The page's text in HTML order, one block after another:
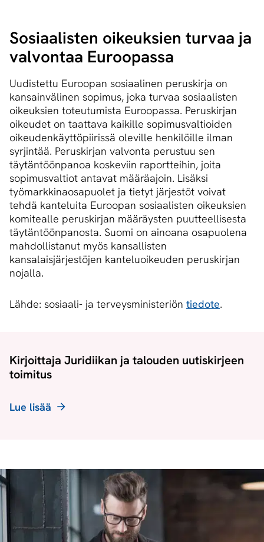
Sosiaalisten oikeuksien turvaa ja
valvontaa Euroopassa
Uudistettu Euroopan sosiaalinen peruskirja on
kansainvälinen sopimus, joka turvaa sosiaalisten
oikeuksien toteutumista Euroopassa. Peruskirjan
oikeudet on taattava kaikille sopimusvaltioiden
oikeudenkäyttöpiirissä oleville henkilöille ilman
syrjintää. Peruskirjan valvonta perustuu sen
täytäntöönpanoa koskeviin raportteihin, joita
sopimusvaltiot antavat määräajoin. Lisäksi
työmarkkinaosapuolet ja tietyt järjestöt voivat
tehdä kanteluita Euroopan sosiaalisten oikeuksien
komitealle peruskirjan määräysten puutteellisesta
täytäntöönpanosta. Suomi on ainoana osapuolena
mahdollistanut myös kansallisten
kansalaisjärjestöjen kanteluoikeuden peruskirjan
nojalla.
Lähde: sosiaali- ja terveysministeriön tiedote.
Kirjoittaja Juridiikan ja talouden uutiskirjeen
toimitus
Lue lisää